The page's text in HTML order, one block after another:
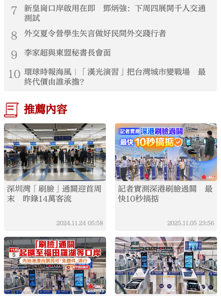
7
新皇崗口岸啟用在即 鄧炳強：下周四展開千人交通
測試
8 外交夏令營學生矢言做好民間外交踐行者
9 李家超與東盟秘書長會面
10 環球時報海風｜「漢光演習」把台灣城市變戰場 最
終代價由誰承擔？
推薦內容
深圳灣「刷臉」通關迎首周
末 昨錄14萬客流
2024.11.24 05:58
記者實測深港刷臉過關 最
快10秒搞掂
2025.11.05 23:56